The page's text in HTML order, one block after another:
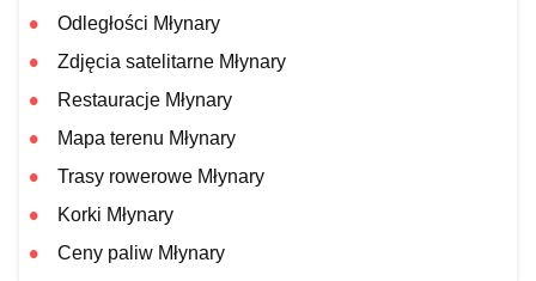
Odległości Młynary
Zdjęcia satelitarne Młynary
Restauracje Młynary
Mapa terenu Młynary
Trasy rowerowe Młynary
Korki Młynary
Ceny paliw Młynary